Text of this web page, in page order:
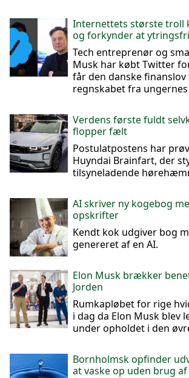
Internettets største troll
og forkynder at
Tech entreprenør og
Musk har købt Twitter
får den danske
regnskabet fra
Verdens første fuldt
flopper fælt
Postulatpostens har
Huyndai Brainfart, der
tilsyneladende
AI skriver ny kogebog
opskrifter
Kendt kok udgiver bog
genereret af en AI.
Elon Musk brækker
Jorden
Rumkapløbet for rige
i dag da Elon Musk blev
under opholdet i den
Bornholmsk opfinder
at vaske op uden brug af